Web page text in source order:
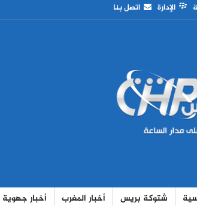
الإدارة اتصل بنا
شتوكة بريس أخبار المغرب أخبار جهوية